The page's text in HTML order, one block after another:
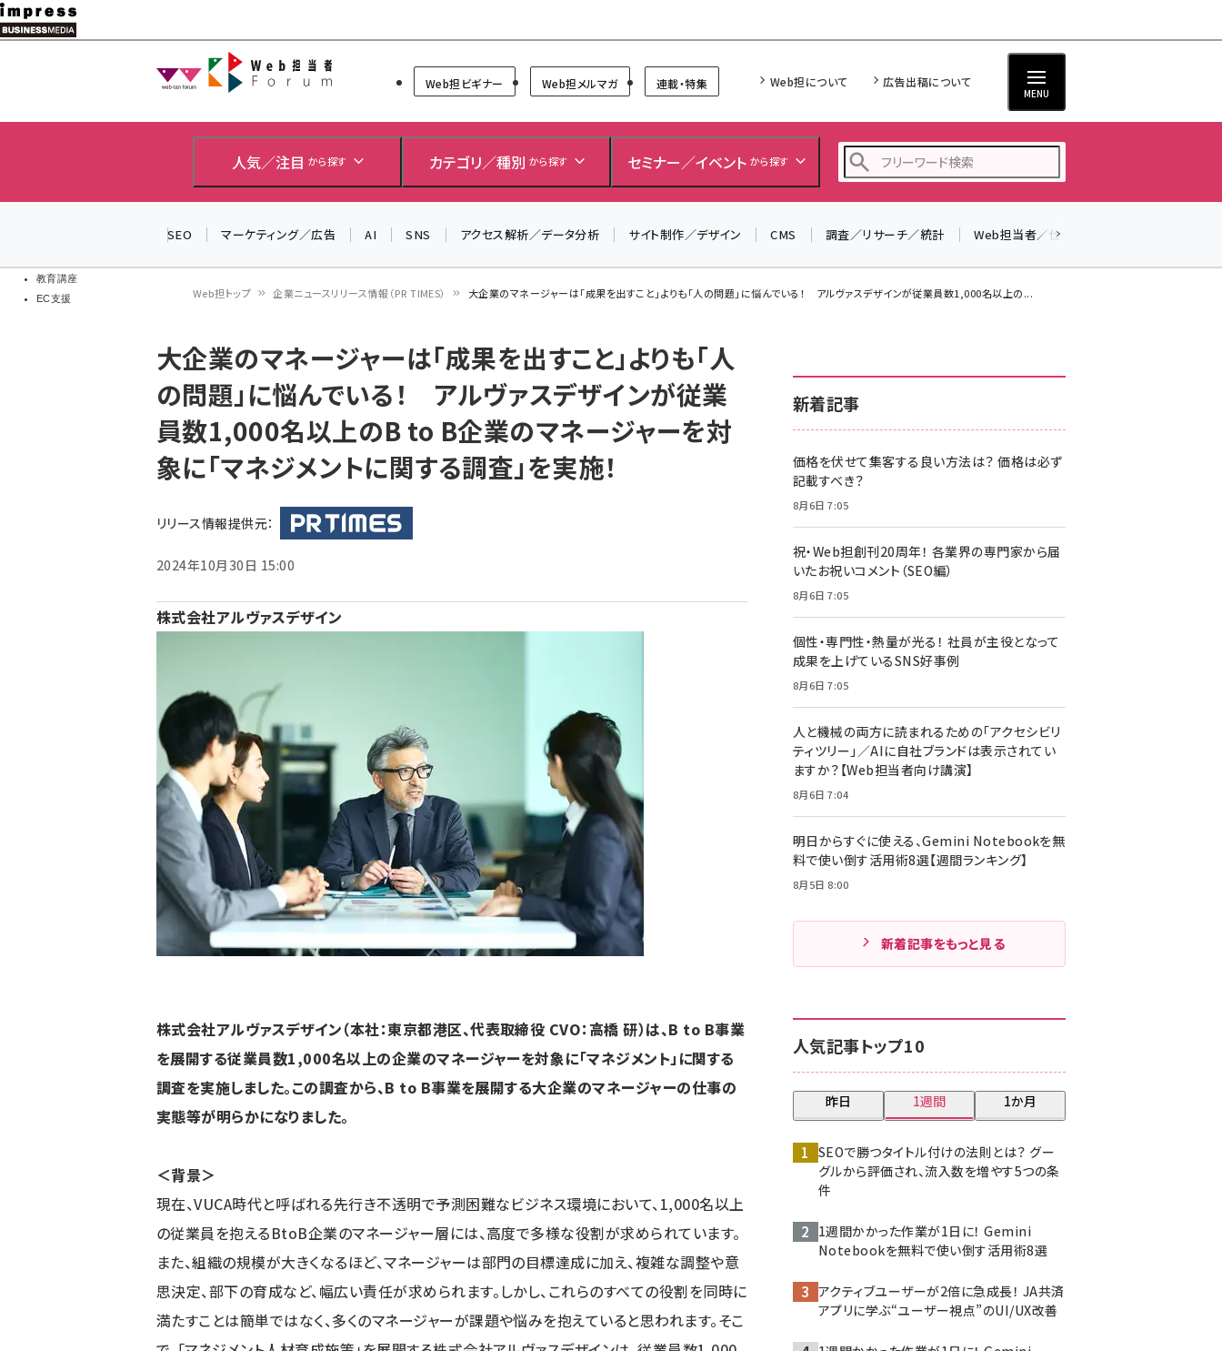
メ
イ
教育講座
EC支援
Web担当者Forum
Web担ビギナー Web担メルマガ 連載・特集 Web担について 広告出稿について
MENU
人気／注目 から探す カテゴリ／種別 から探す セミナー／イベント から探す
ai (2804)
z世代 (1622)
meo (1275)
SEO マーケティング／広告 AI SNS アクセス解析／データ分析 サイト制作／デザイン CMS 調査／リサーチ／統計 Web担当者／仕事
ン
く
ず
Web担トップ 企業ニュースリリース情報（PR TIMES） 大企業のマネージャーは「成果を出すこと」よりも「人の問題」に悩んでいる！ アルヴァスデザインが従業員数1,000名以上の...
大企業のマネージャーは「成果を出すこと」よりも「人
の問題」に悩んでいる！ アルヴァスデザインが従業
員数1,000名以上のB to B企業のマネージャーを対
象に「マネジメントに関する調査」を実施！
リリース情報提供元：
2024年10月30日 15:00
株式会社アルヴァスデザイン
株式会社アルヴァスデザイン（本社：東京都港区、代表取締役 CVO：高橋 研）は、B to B事業
を展開する従業員数1,000名以上の企業のマネージャーを対象に「マネジメント」に関する
調査を実施しました。この調査から、B to B事業を展開する大企業のマネージャーの仕事の
実態等が明らかになりました。
＜背景＞
現在、VUCA時代と呼ばれる先行き不透明で予測困難なビジネス環境において、1,000名以上
の従業員を抱えるBtoB企業のマネージャー層には、高度で多様な役割が求められています。
また、組織の規模が大きくなるほど、マネージャーは部門の目標達成に加え、複雑な調整や意
思決定、部下の育成など、幅広い責任が求められます。しかし、これらのすべての役割を同時に
満たすことは簡単ではなく、多くのマネージャーが課題や悩みを抱えていると思われます。そこ
新着記事
価格を伏せて集客する良い方法は？ 価格は必ず
記載すべき？
8月6日 7:05
祝・Web担創刊20周年！ 各業界の専門家から届
いたお祝いコメント（SEO編）
8月6日 7:05
個性・専門性・熱量が光る！ 社員が主役となって
成果を上げているSNS好事例
8月6日 7:05
人と機械の両方に読まれるための「アクセシビリ
ティツリー」／AIに自社ブランドは表示されてい
ますか？【Web担当者向け講演】
8月6日 7:04
明日からすぐに使える、Gemini Notebookを無
料で使い倒す活用術8選【週間ランキング】
8月5日 8:00
新着記事をもっと見る
人気記事トップ10
昨日 1週間 1か月
SEOで勝つタイトル付けの法則とは？ グー
グルから評価され、流入数を増やす5つの条
件
1週間かかった作業が1日に！ Gemini
Notebookを無料で使い倒す活用術8選
アクティブユーザーが2倍に急成長！ JA共済
アプリに学ぶ“ユーザー視点”のUI/UX改善
＼ 読者アンケートにご協力ください ／
▼アンケートページはこちらから▼